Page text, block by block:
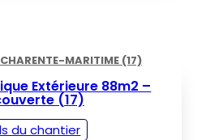
CHARENTE-MARITIME (17)
Extérieure 88m2 –
(17)
du chantier